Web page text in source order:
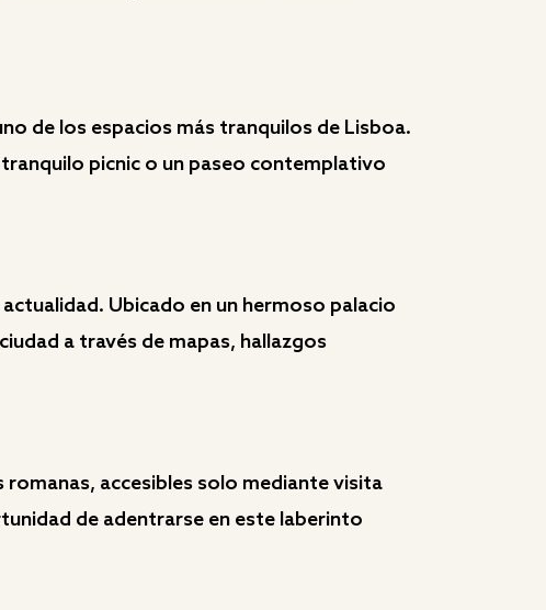
de los espacios más tranquilos de Lisboa.
picnic o un paseo contemplativo
Ubicado en un hermoso palacio
a través de mapas, hallazgos
romanas, accesibles solo mediante visita
de adentrarse en este laberinto